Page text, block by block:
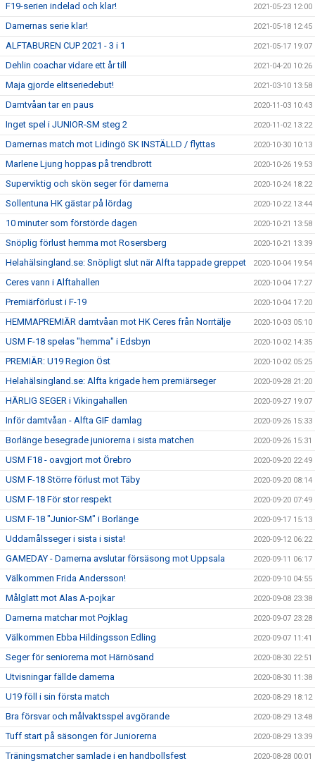
F19-serien indelad och klar! 2021-05-23 12:00
Damernas serie klar! 2021-05-18 12:45
ALFTABUREN CUP 2021 - 3 i 1 2021-05-17 19:07
Dehlin coachar vidare ett år till 2021-04-20 10:26
Maja gjorde elitseriedebut! 2021-03-10 13:58
Damtvåan tar en paus 2020-11-03 10:43
Inget spel i JUNIOR-SM steg 2 2020-11-02 13:22
Damernas match mot Lidingö SK INSTÄLLD / flyttas 2020-10-30 10:13
Marlene Ljung hoppas på trendbrott 2020-10-26 19:53
Superviktig och skön seger för damerna 2020-10-24 18:22
Sollentuna HK gästar på lördag 2020-10-22 13:44
10 minuter som förstörde dagen 2020-10-21 13:58
Snöplig förlust hemma mot Rosersberg 2020-10-21 13:39
Helahälsingland.se: Snöpligt slut när Alfta tappade greppet 2020-10-04 19:54
Ceres vann i Alftahallen 2020-10-04 17:27
Premiärförlust i F-19 2020-10-04 17:20
HEMMAPREMIÄR damtvåan mot HK Ceres från Norrtälje 2020-10-03 05:10
USM F-18 spelas "hemma" i Edsbyn 2020-10-02 14:35
PREMIÄR: U19 Region Öst 2020-10-02 05:25
Helahälsingland.se: Alfta krigade hem premiärseger 2020-09-28 21:20
HÄRLIG SEGER i Vikingahallen 2020-09-27 19:07
Inför damtvåan - Alfta GIF damlag 2020-09-26 15:33
Borlänge besegrade juniorerna i sista matchen 2020-09-26 15:31
USM F18 - oavgjort mot Örebro 2020-09-20 22:49
USM F-18 Större förlust mot Täby 2020-09-20 08:14
USM F-18 För stor respekt 2020-09-20 07:49
USM F-18 "Junior-SM" i Borlänge 2020-09-17 15:13
Uddamålsseger i sista i sista! 2020-09-12 06:22
GAMEDAY - Damerna avslutar försäsong mot Uppsala 2020-09-11 06:17
Välkommen Frida Andersson! 2020-09-10 04:55
Målglatt mot Alas A-pojkar 2020-09-08 23:38
Damerna matchar mot Pojklag 2020-09-07 23:28
Välkommen Ebba Hildingsson Edling 2020-09-07 11:41
Seger för seniorerna mot Härnösand 2020-08-30 22:51
Utvisningar fällde damerna 2020-08-30 11:38
U19 föll i sin första match 2020-08-29 18:12
Bra försvar och målvaktsspel avgörande 2020-08-29 13:48
Tuff start på säsongen för Juniorerna 2020-08-29 13:39
Träningsmatcher samlade i en handbollsfest 2020-08-28 00:01